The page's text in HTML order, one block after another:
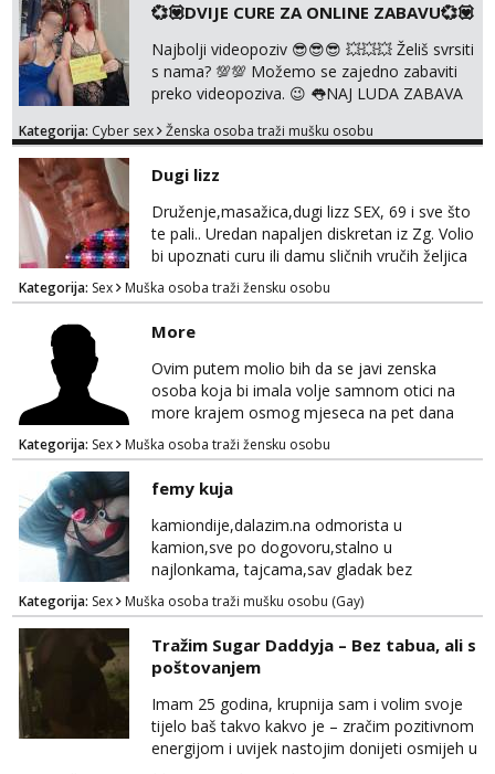
Ponuda videa koju ja nudim nećeš pronaći ni
kod jedne djevojke. U proteklih 5 godina
snimila sam preko 600 videouradaka. Malo je
reći da sam PR...
💞💟DVIJE CURE ZA ONLINE ZABAVU💞💟
Najbolji videopoziv 😎😎😎 💥💥💥 Želiš svrsiti
s nama? 💯💯 Možemo se zajedno zabaviti
preko videopoziva. 😉 👅NAJ LUDA ZABAVA
pošalji poruku na Whatsapp, Telegram ili
možeš me vidjeti na videopozivu. 😉
091/912-3322 ❌NE RADIMO NIŠTA UŽIVO❌
Kategorija: Cyber sex Ženska osoba traži mušku osobu
Dugi lizz
Druženje,masažica,dugi lizz SEX, 69 i sve što
te pali.. Uredan napaljen diskretan iz Zg. Volio
bi upoznati curu ili damu sličnih vručih željica
za zajedničko ugodno i strastveno druženje.
Prostor imam, diskr max. A i mobilan 🚗 sam.
Kategorija: Sex Muška osoba traži žensku osobu
More
Ovim putem molio bih da se javi zenska
osoba koja bi imala volje samnom otici na
more krajem osmog mjeseca na pet dana
netrazim nista intimno cisto druženje da
nisam sam ,imam 39 godina crna kosa 170
visok 80 kg zagrebačka županija 0919121728
WhatsApp Viber ili mail merkej86@gmail.com
Kategorija: Sex Muška osoba traži žensku osobu
femy kuja
kamiondije,dalazim.na odmorista u
kamion,sve po dogovoru,stalno u
najlonkama, tajcama,sav gladak bez
dlaka,spermu obozavam,sve po dog
Kategorija: Sex Muška osoba traži mušku osobu (Gay)
Tražim Sugar Daddyja – Bez tabua, ali s
poštovanjem
Imam 25 godina, krupnija sam i volim svoje
tijelo baš takvo kakvo je – zračim pozitivnom
energijom i uvijek nastojim donijeti osmijeh u